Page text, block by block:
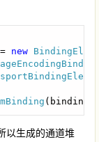
new
以生成的通道堆